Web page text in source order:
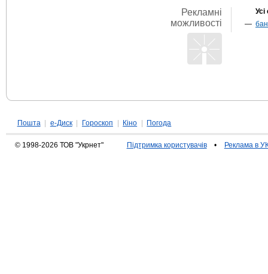
Рекламні
можливості
Пошта е-Диск Гороскоп Кіно Погода
© 1998-2026 ТОВ "Укрнет" Підтримка користувачів • Реклама в